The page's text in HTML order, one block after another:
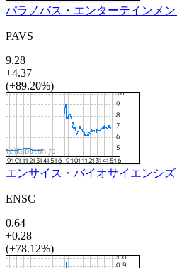
パラノバス・エンターテインメ
PAVS
9.28
+4.37
(+89.20%)
エンサイス・バイオサイエンシズ
ENSC
0.64
+0.28
(+78.12%)